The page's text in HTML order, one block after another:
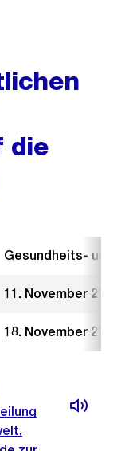
die
Gesundheits-
11. November
18. November